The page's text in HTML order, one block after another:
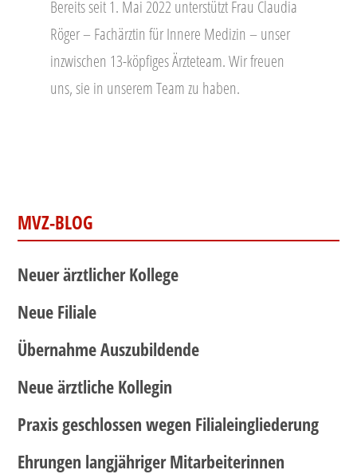
Bereits seit 1. Mai 2022 unterstützt Frau Claudia
Röger – Fachärztin für Innere Medizin – unser
inzwischen 13-köpfiges Ärzteteam. Wir freuen
uns, sie in unserem Team zu haben.
MVZ-BLOG
Neuer ärztlicher Kollege
Neue Filiale
Übernahme Auszubildende
Neue ärztliche Kollegin
Praxis geschlossen wegen Filialeingliederung
Ehrungen langjähriger Mitarbeiterinnen